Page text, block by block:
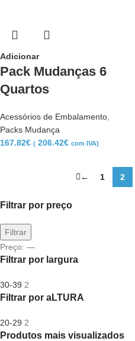
Filtrar por preço
Filtrar
Preço: —
Filtrar por largura
30-39 2
Filtrar por aLTURA
20-29 2
Produtos mais visualizados
Adicionar
Pack Mudanças 6
Quartos
Acessórios de Embalamento
Packs Mudança
167.82€ ( 206.42€ com IVA)
← 1 2